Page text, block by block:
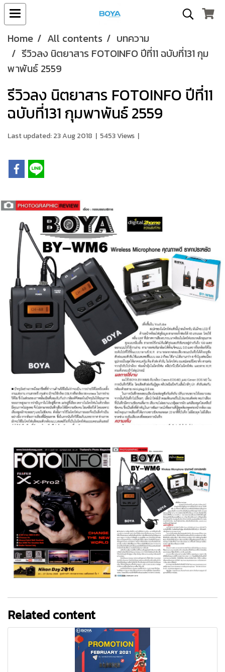
Home All contents
บทความ
รีวิวลง นิตยาสาร FOTOINFO ปีที่11 ฉบับที่131 กุม
พาพันธ์ 2559
รีวิวลง นิตยาสาร FOTOINFO ปีที่11
ฉบับที่131 กุมพาพันธ์ 2559
Last updated: 23 Aug 2018 | 5453 Views |
Related content